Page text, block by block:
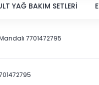
YAĞ BAKIM SETLERI
7701472795